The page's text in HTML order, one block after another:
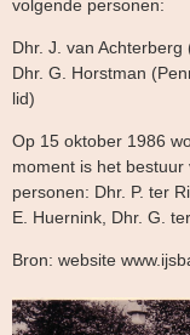
volgende personen:
Dhr. J. van
Dhr. G. Horstman
lid)
Op 15 oktober 1986
moment is het
personen: Dhr. P. ter
E. Huernink, Dhr. G.
Bron: website